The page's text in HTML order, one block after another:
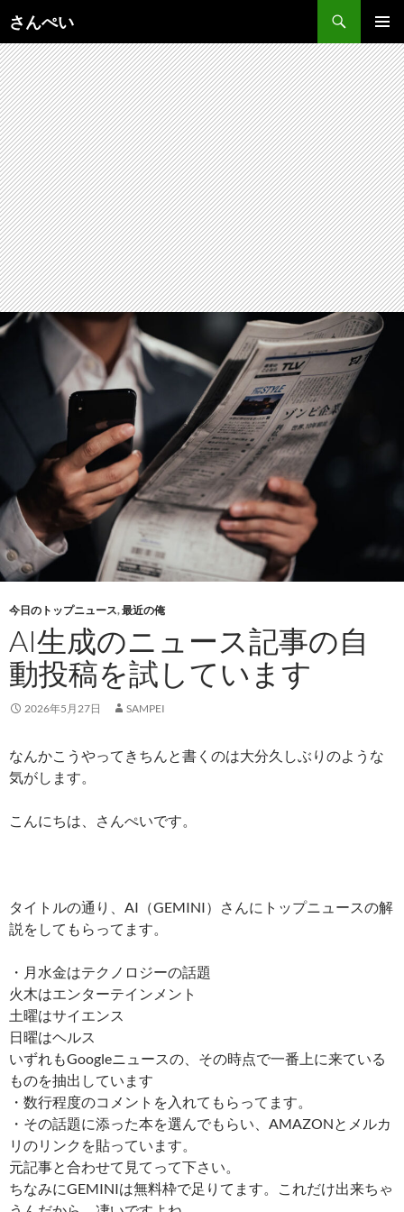
ン
テ
ン
ツ
へ
ス
キ
ッ
プ
さんぺい
メインメ
ニュー
今日のトップニュース,最近の俺
AI生成のニュース記事の自
動投稿を試しています
2026年5月27日 SAMPEI
なんかこうやってきちんと書くのは大分久しぶりのような
気がします。
こんにちは、さんぺいです。
タイトルの通り、AI（GEMINI）さんにトップニュースの解
説をしてもらってます。
・月水金はテクノロジーの話題
火木はエンターテインメント
土曜はサイエンス
日曜はヘルス
いずれもGoogleニュースの、その時点で一番上に来ている
ものを抽出しています
・数行程度のコメントを入れてもらってます。
・その話題に添った本を選んでもらい、AMAZONとメルカ
リのリンクを貼っています。
元記事と合わせて見てって下さい。
ちなみにGEMINIは無料枠で足りてます。これだけ出来ちゃ